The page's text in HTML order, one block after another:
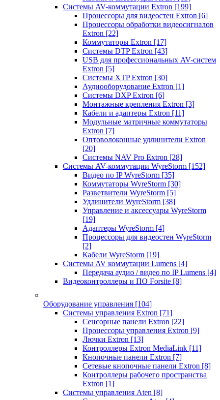
Системы AV-коммутации Extron [199]
Процессоры для видеостен Extron [6]
Процессоры обработки видеосигналов
Extron [22]
Коммутаторы Extron [17]
Системы DTP Extron [43]
USB для профессиональных AV-систем
Extron [5]
Системы XTP Extron [30]
Аудиооборудование Extron [1]
Системы DXP Extron [6]
Монтажные крепления Extron [3]
Кабели и адаптеры Extron [11]
Модульные матричные коммутаторы
Extron [7]
Оптоволоконные удлинители Extron
[20]
Системы NAV Pro Extron [28]
Системы AV-коммутации WyreStorm [152]
Видео по IP WyreStorm [35]
Коммутаторы WyreStorm [30]
Разветвители WyreStorm [5]
Удлинители WyreStorm [38]
Управление и аксессуары WyreStorm
[19]
Адаптеры WyreStorm [4]
Процессоры для видеостен WyreStorm
[2]
Кабели WyreStorm [19]
Системы AV коммутации Lumens [4]
Передача аудио / видео по IP Lumens [4]
Видеоконтроллеры и ПО Forsite [8]
Оборудование управления [104]
Системы управления Extron [71]
Сенсорные панели Extron [22]
Процессоры управления Extron [9]
Лючки Extron [13]
Контроллеры Extron MediaLink [11]
Кнопочные панели Extron [7]
Сетевые кнопочные панели Extron [8]
Контроллеры рабочего пространства
Extron [1]
Системы управления Aten [8]